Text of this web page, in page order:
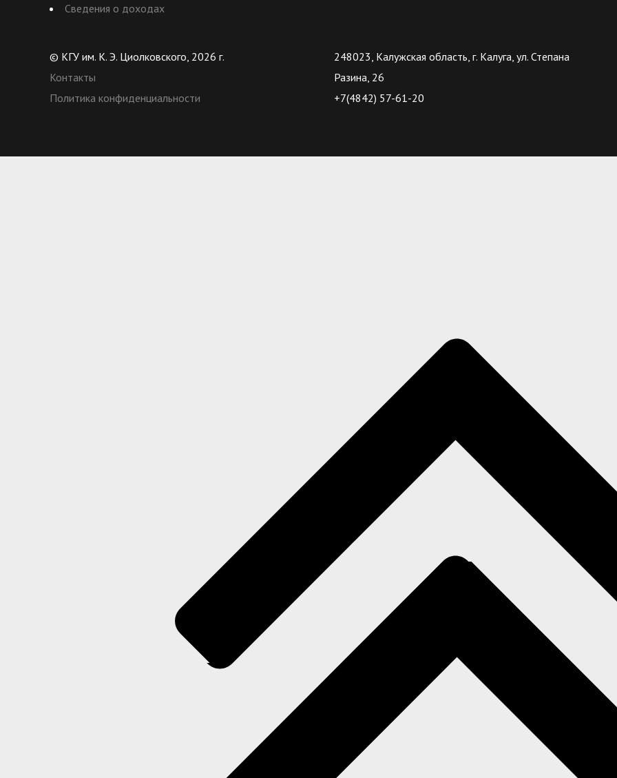
Сведения о доходах
© КГУ им. К. Э. Циолковского, 2026 г.
Контакты
Политика конфиденциальности
248023, Калужская область, г. Калуга, ул. Степана
Разина, 26
+7(4842) 57-61-20